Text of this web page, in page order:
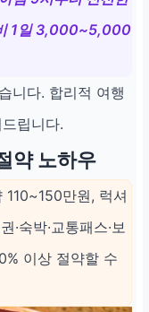
1일 3,000~5,000
니다. 합리적 여행
립니다.
약 노하우
110~150만원, 럭셔
숙박·교통패스·보
이상 절약할 수